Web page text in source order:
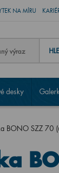
NA MÍRU
desky
BONO SZZ 70